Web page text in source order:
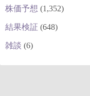
株価予想 (1,352)
結果検証 (648)
雑談 (6)